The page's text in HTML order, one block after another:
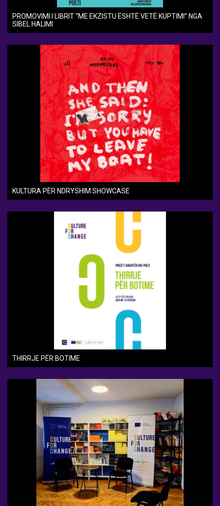
PROMOVIMI I LIBRIT “ME EKZISTU ËSHTË VETË KUPTIMI” NGA
SIBEL HALIMI
KULTURA PËR NDRYSHIM SHOWCASE
THIRRJE PËR BOTIME